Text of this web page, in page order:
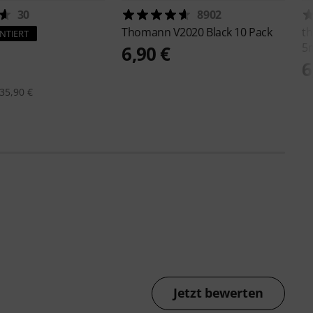
30
€
8902
ThomannV2020 Black 10 Pack
6,90 €
Jetzt bewerten